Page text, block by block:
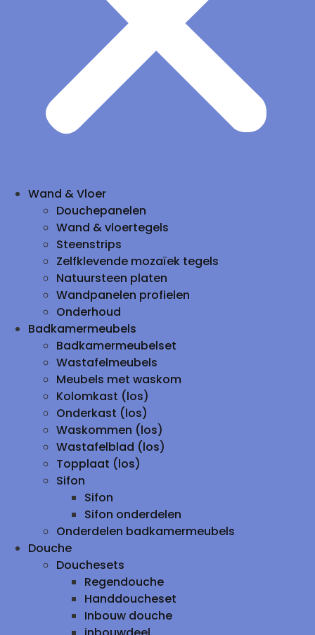
Wand & Vloer
Douchepanelen
Wand & vloertegels
Steenstrips
Zelfklevende mozaïek tegels
Natuursteen platen
Wandpanelen profielen
Onderhoud
Badkamermeubels
Badkamermeubelset
Wastafelmeubels
Meubels met waskom
Kolomkast (los)
Onderkast (los)
Waskommen (los)
Wastafelblad (los)
Topplaat (los)
Sifon
Sifon
Sifon onderdelen
Onderdelen badkamermeubels
Douche
Douchesets
Regendouche
Handdoucheset
Inbouw douche